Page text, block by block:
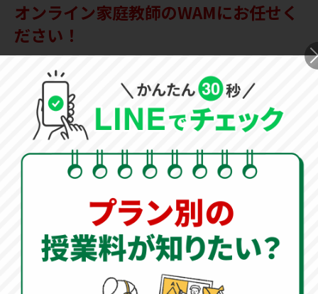
オンライン家庭教師のWAMにお任せく
ださい！
夏の過ごし方は、受験の合否を分ける最も重要な時期で
す。 塾の夏期講習では最後の追い込みの演習問題をこな
す時期です。総合的に復習する時期だからこそ、
オンラ
イン家庭教師で塾の補完を行い、根本的に理解するため
の取り組み が重要です。
「オンライン家庭教師WAM」 では、指導センター
全オーダーメイドで作成します。
夏の学習への取り組み方
ただ闇雲に演習問題をこなすだけでは、成績のブレイク